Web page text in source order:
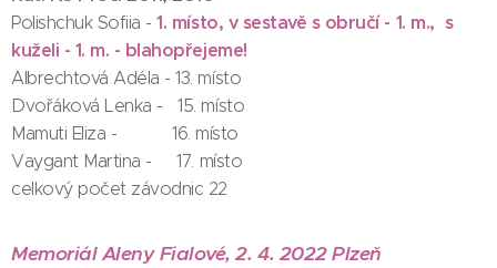
Polishchuk Sofiia -1. místo, v sestavě s obručí - 1. m., s
kuželi - 1. m. - blahopřejeme!
Albrechtová Adéla - 13. místo
Dvořáková Lenka - 15. místo
Mamuti Eliza - 16. místo
Vaygant Martina - 17. místo
celkový počet závodnic 22
Memoriál Aleny Fialové, 2. 4. 2022 Plzeň